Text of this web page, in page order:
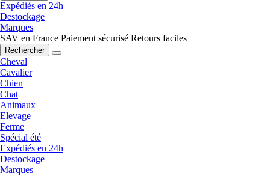
Expédiés en 24h
Destockage
Marques
SAV en France Paiement sécurisé Retours faciles
Rechercher
Cheval
Cavalier
Chien
Chat
Animaux
Elevage
Ferme
Spécial été
Expédiés en 24h
Destockage
Marques